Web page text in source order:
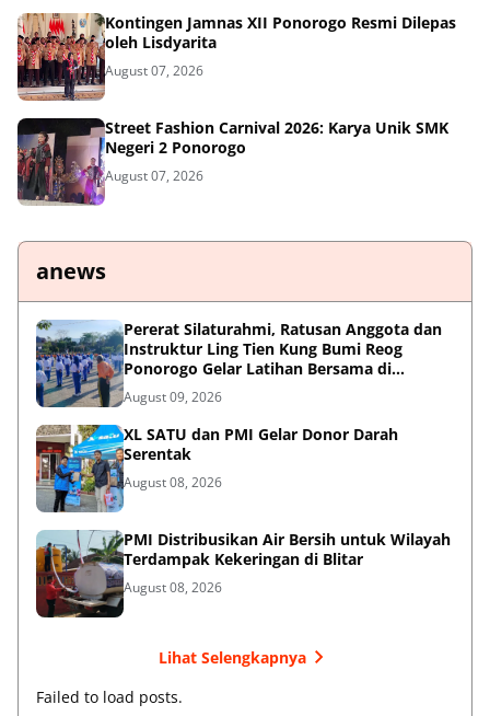
Kontingen Jamnas XII Ponorogo Resmi Dilepas
oleh Lisdyarita
August 07, 2026
Street Fashion Carnival 2026: Karya Unik SMK
Negeri 2 Ponorogo
August 07, 2026
anews
Pererat Silaturahmi, Ratusan Anggota dan
Instruktur Ling Tien Kung Bumi Reog
Ponorogo Gelar Latihan Bersama di
Embung Pakel
August 09, 2026
XL SATU dan PMI Gelar Donor Darah
Serentak
August 08, 2026
PMI Distribusikan Air Bersih untuk Wilayah
Terdampak Kekeringan di Blitar
August 08, 2026
Lihat Selengkapnya
Failed to load posts.